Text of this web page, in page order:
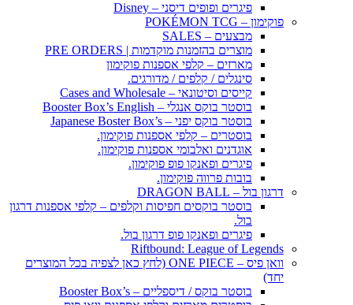
פיגרים ופופים דיסני – Disney
פוקימון – POKÉMON TCG
מבצעים – SALES
מוצרים בהזמנות מוקדמות | PRE ORDERS
מארזים – קלפי אספנות פוקימון
סינגלים / קלפים / מדורגים.
קייסים וסיטונאי – Cases and Wholesale
בוסטר בוקס אנגלי – Booster Box’s English
בוסטר בוקס יפני – Japanese Boster Box’s
בוסטרים – קלפי אספנות פוקימון.
אוגדנים ואלבומי אספנות פוקימון.
פיגרים ופאנקו פופ פוקימון.
בובות פרווה פוקימון.
דרגון בול – DRAGON BALL
בוסטר בוקסים חפיסות וקלפים – קלפי אספנות דרגון
בול.
פיגרים ופאנקו פופ דרגון בול.
Riftbound: League of Legends
וואן פיס – ONE PIECE (לחץ כאן לצפיה בכל המוצרים
יחד)
בוסטר בוקס / דיספליים – Booster Box’s